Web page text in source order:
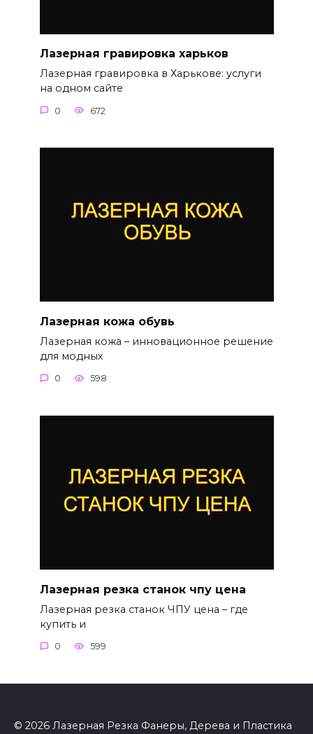
Лазерная гравировка харьков
Лазерная гравировка в Харькове: услуги
на одном сайте
0 672
Лазерная кожа обувь
Лазерная кожа – инновационное решение
для модных
0 598
Лазерная резка станок чпу цена
Лазерная резка станок ЧПУ цена – где
купить и
0 599
© 2026 Лазерная Резка Фанеры, Дерева и Пластика